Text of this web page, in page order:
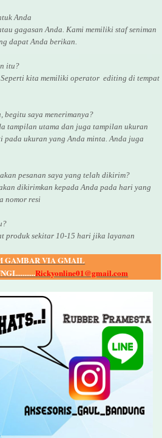
Anda
gagasan Anda. Kami memiliki staf seniman
dapat Anda berikan.
itu?
kita memiliki operator editing di tempat
begitu saya menerimanya?
tampilan utama dan juga tampilan ukuran
pada ukuran yang Anda minta. Anda juga
pesanan saya yang telah dikirim?
dikirimkan kepada Anda pada hari yang
nomorresi
produk sekitar 10-15 hari jika layanan
GAMBAR VIA GMAIL
Rickyonline01@gmail.com